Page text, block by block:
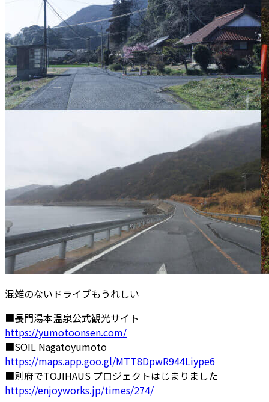
混雑のないドライブもうれしい
■長門湯本温泉公式観光サイト
https://yumotoonsen.com/
■SOIL Nagatoyumoto
https://maps.app.goo.gl/MTT8DpwR944Liype6
■別府でTOJIHAUS プロジェクトはじまりました
https://enjoyworks.jp/times/274/